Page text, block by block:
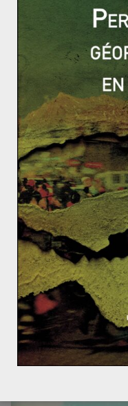
création du Front
Nam (FNL, ou Viêt
Hô Chi Minh meurt
repose aujourd’hui
de Saïgon devient
la guerre du Viêt
communistes du
Antonio de Oliveira
Le « Non » de
Harry S.
14 juin 2015 0